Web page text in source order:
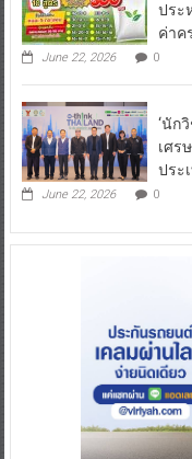
ประ
ค่าค
June 22, 2026 0
‘นัก
เศร
ประ
June 22, 2026 0